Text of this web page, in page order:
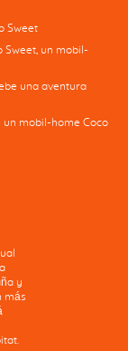
Sweet
Sweet, un mobil-
una aventura
un mobil-home Coco
y
más